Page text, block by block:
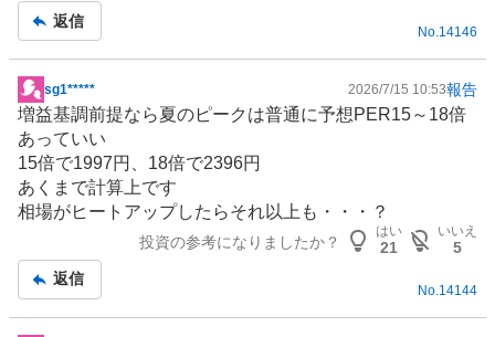
返信
No.14146
掲
示
板
記
事
sg1***** 2026/7/15 10:53報告
増益基調前提なら夏のピークは普通に予想PER15～18倍
あっていい
15倍で1997円、18倍で2396円
あくまで計算上です
相場がヒートアップしたらそれ以上も・・・？
投資の参考になりましたか？
はい
21
いいえ
5
返信
No. 14144